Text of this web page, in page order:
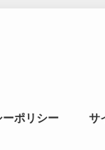
水
ーポリシー サ